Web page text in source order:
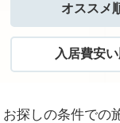
オススメ
入居費安
お探しの条件での